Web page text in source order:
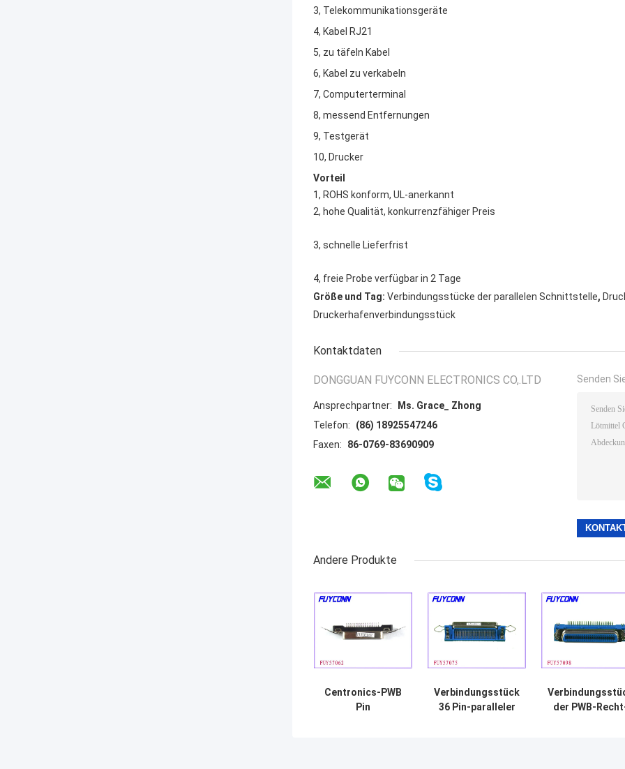
3, Telekommunikationsgeräte
4, Kabel RJ21
5, zu täfeln Kabel
6, Kabel zu verkabeln
7, Computerterminal
8, messend Entfernungen
9, Testgerät
10, Drucker
Vorteil
1, ROHS konform, UL-anerkannt
2, hohe Qualität, konkurrenzfähiger Preis
3, schnelle Lieferfrist
4, freie Probe verfügbar in 2 Tage
Größe und Tag: Verbindungsstücke der parallelen Schnittstelle,
Druckerhafenverbindungsstück
Kontaktdaten
DONGGUAN FUYCONN ELECTRONICS CO,.LTD
Ansprechpartner:
Ms. Grace_ Zhong
Telefon:
(86) 18925547246
Faxen:
86-0769-83690909
Senden
Andere Produkte
Centronics-PWB
Pin
Verbindungsstück
36 Pin-paralleler
der PWB-